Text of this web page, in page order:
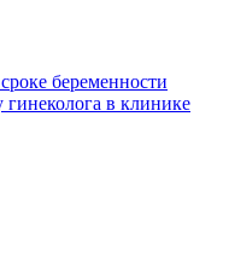
беременности
в клинике